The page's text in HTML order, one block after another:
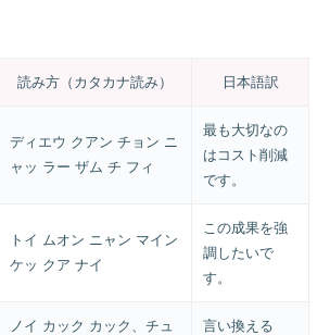
読み方（カタカナ読み） 日本語訳
ディエウ クアン チョン ニ
ャッ ラー ザム チ フィ
最も大切なの
はコスト削減
です。
トイ ムオン ニャン マイン
ケッ クア ナイ
この成果を強
調したいで
す。
ノイ カック カック、チュ
言い換える